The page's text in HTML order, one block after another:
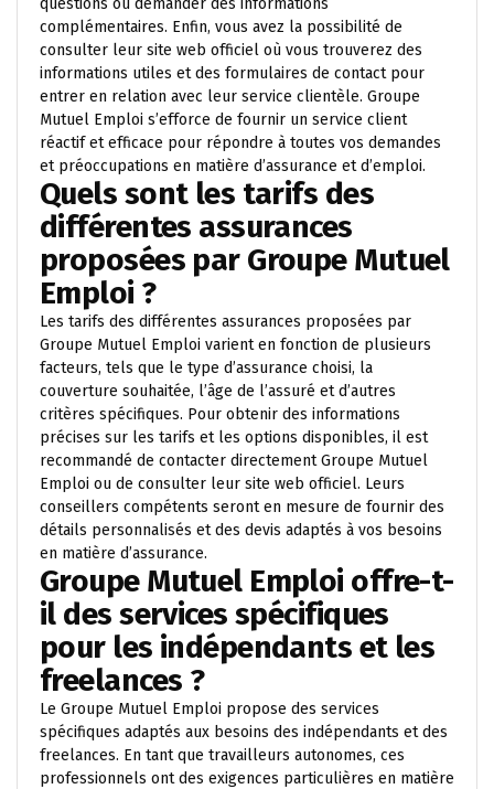
questions ou demander des informations
complémentaires. Enfin, vous avez la possibilité de
consulter leur site web officiel où vous trouverez des
informations utiles et des formulaires de contact pour
entrer en relation avec leur service clientèle. Groupe
Mutuel Emploi s’efforce de fournir un service client
réactif et efficace pour répondre à toutes vos demandes
et préoccupations en matière d’assurance et d’emploi.
Quels sont les tarifs des
différentes assurances
proposées par Groupe Mutuel
Emploi ?
Les tarifs des différentes assurances proposées par
Groupe Mutuel Emploi varient en fonction de plusieurs
facteurs, tels que le type d’assurance choisi, la
couverture souhaitée, l’âge de l’assuré et d’autres
critères spécifiques. Pour obtenir des informations
précises sur les tarifs et les options disponibles, il est
recommandé de contacter directement Groupe Mutuel
Emploi ou de consulter leur site web officiel. Leurs
conseillers compétents seront en mesure de fournir des
détails personnalisés et des devis adaptés à vos besoins
en matière d’assurance.
Groupe Mutuel Emploi offre-t-
il des services spécifiques
pour les indépendants et les
freelances ?
Le Groupe Mutuel Emploi propose des services
spécifiques adaptés aux besoins des indépendants et des
freelances. En tant que travailleurs autonomes, ces
professionnels ont des exigences particulières en matière